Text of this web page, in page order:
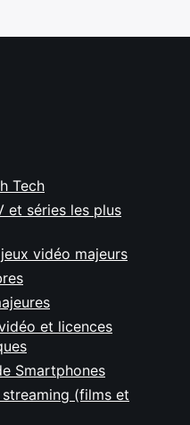
Tech
et séries les plus
vidéo majeurs
et licences
Smartphones
(films et